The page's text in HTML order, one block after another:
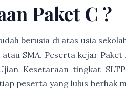
Paket C ?
berusia di atas usia
SMA. Peserta kejar
Kesetaraan tingkat
peserta yang lulus berhak